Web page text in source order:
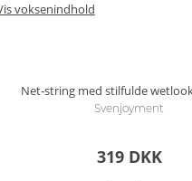
voksenindhold
Net-string med stilfulde
Svenjoyment
319 DKK